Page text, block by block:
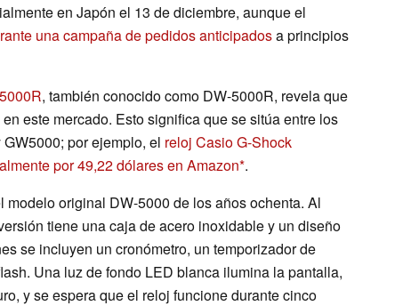
en Japón el 13 de diciembre, aunque el
una campaña de pedidos anticipadosa principios
, también conocido como DW-5000R, revela que
este mercado. Esto significa que se sitúa entre los
por ejemplo, el reloj Casio G-Shock
por 49,22 dólares en Amazon .
original DW-5000 de los años ochenta. Al
tiene una caja de acero inoxidable y un diseño
se incluyen un cronómetro, un temporizador de
Una luz de fondo LED blanca ilumina la pantalla,
y se espera que el reloj funcione durante cinco